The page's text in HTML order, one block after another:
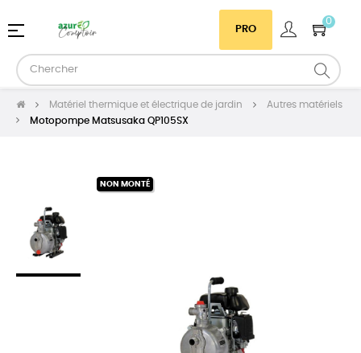
PRO
0
Basculer
navigation
☰
Matériel thermique et électrique de jardin
Autres matériels
Motopompe Matsusaka QP105SX
NON MONTÉ